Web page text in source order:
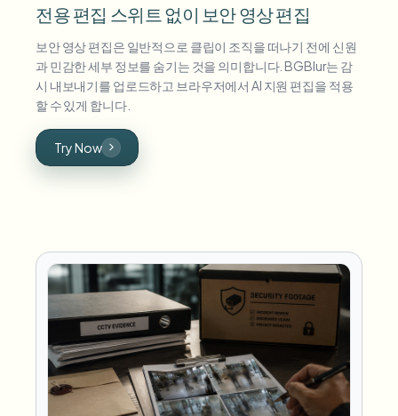
전용 편집 스위트 없이 보안 영상 편집
보안 영상 편집은 일반적으로 클립이 조직을 떠나기 전에 신원
과 민감한 세부 정보를 숨기는 것을 의미합니다. BGBlur는 감
시 내보내기를 업로드하고 브라우저에서 AI 지원 편집을 적용
할 수 있게 합니다.
Try Now